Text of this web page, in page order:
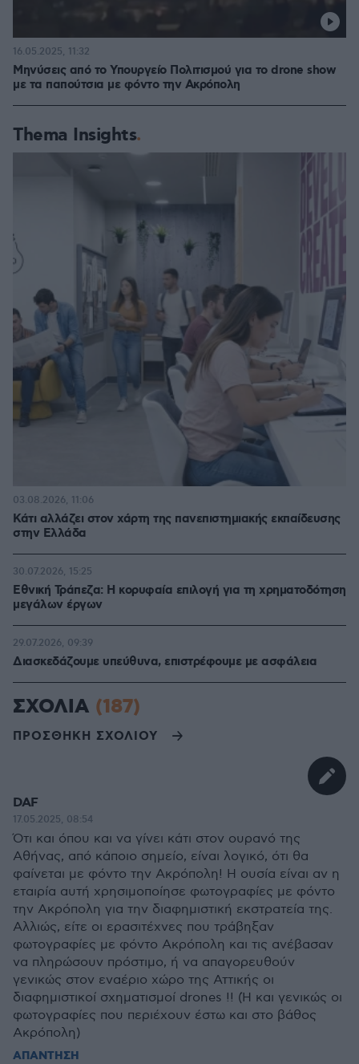
Μηνύσεις από το Υπουργείο Πολιτισμού για το drone show
με τα παπούτσια με φόντο την Ακρόπολη
16.05.2025, 11:32
Thema Insights
Κάτι αλλάζει στον χάρτη της πανεπιστημιακής εκπαίδευσης
στην Ελλάδα
03.08.2026, 11:06
Εθνική Τράπεζα: Η κορυφαία επιλογή για τη χρηματοδότηση
μεγάλων έργων
30.07.2026, 15:25
Διασκεδάζουμε υπεύθυνα, επιστρέφουμε με ασφάλεια
29.07.2026, 09:39
ΣΧΟΛΙΑ (187)
ΠΡΟΣΘΗΚΗ ΣΧΟΛΙΟΥ
DAF
17.05.2025, 08:54
Ότι και όπου και να γίνει κάτι στον ουρανό της
Αθήνας, από κάποιο σημείο, είναι λογικό, ότι θα
φαίνεται με φόντο την Ακρόπολη! Η ουσία είναι αν η
εταιρία αυτή χρησιμοποίησε φωτογραφίες με φόντο
την Ακρόπολη για την διαφημιστική εκστρατεία της.
Αλλιώς, είτε οι ερασιτέχνες που τράβηξαν
φωτογραφίες με φόντο Ακρόπολη και τις ανέβασαν
να πληρώσουν πρόστιμο, ή να απαγορευθούν
γενικώς στον εναέριο χώρο της Αττικής οι
διαφημιστικοί σχηματισμοί drones !! (Ή και γενικώς οι
φωτογραφίες που περιέχουν έστω και στο βάθος
Ακρόπολη)
ΑΠΑΝΤΗΣΗ